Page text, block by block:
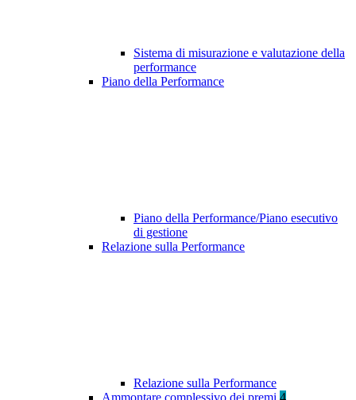
Sistema di misurazione e valutazione della
performance
Piano della Performance
Piano della Performance/Piano esecutivo
di gestione
Relazione sulla Performance
Relazione sulla Performance